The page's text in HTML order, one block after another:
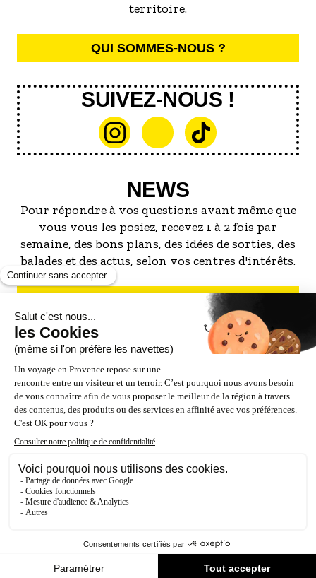
territoire.
QUI SOMMES-NOUS ?
SUIVEZ-NOUS !
NEWS
Pour répondre à vos questions avant même que
vous vous les posiez, recevez 1 à 2 fois par
semaine, des bons plans, des idées de sorties, des
balades et des actus, selon vos centres d'intérêts.
S'INSCRIRE À LA NEWSLETTER
NOS PARTENAIRES
ESPACE PRO / PRESSE
Accessibilité : Partiellement conforme (87%)
Politique de confidentialité